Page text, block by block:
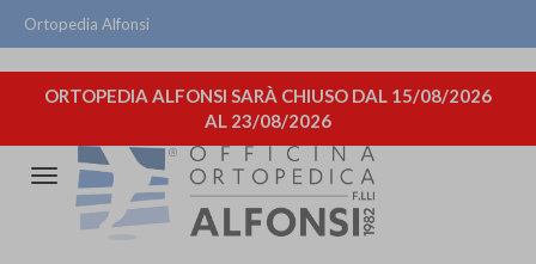
Ortopedia Alfonsi
ORTOPEDIA ALFONSI SARÀ CHIUSO DAL 15/08/2026
AL 23/08/2026
Attiva/disattiva
navigazione